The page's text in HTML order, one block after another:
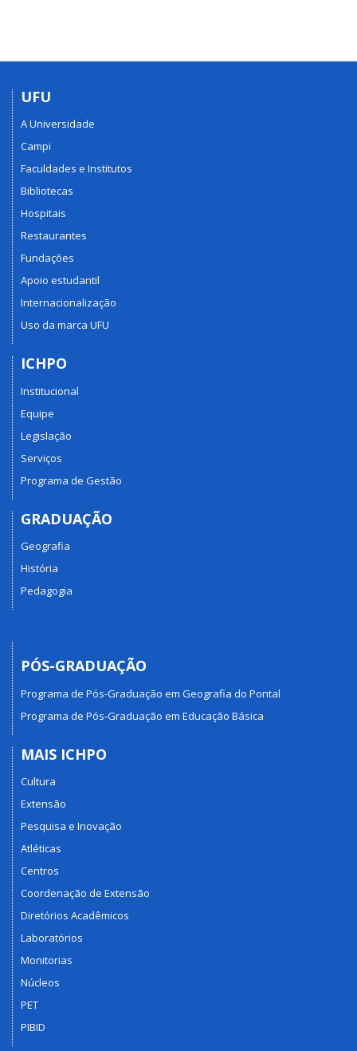
UFU
A Universidade
Campi
Faculdades e Institutos
Bibliotecas
Hospitais
Restaurantes
Fundações
Apoio estudantil
Internacionalização
Uso da marca UFU
ICHPO
Institucional
Equipe
Legislação
Serviços
Programa de Gestão
GRADUAÇÃO
Geografia
História
Pedagogia
PÓS-GRADUAÇÃO
Programa de Pós-Graduação em Geografia do Pontal
Programa de Pós-Graduação em Educação Básica
MAIS ICHPO
Cultura
Extensão
Pesquisa e Inovação
Atléticas
Centros
Coordenação de Extensão
Diretórios Acadêmicos
Laboratórios
Monitorias
Núcleos
PET
PIBID